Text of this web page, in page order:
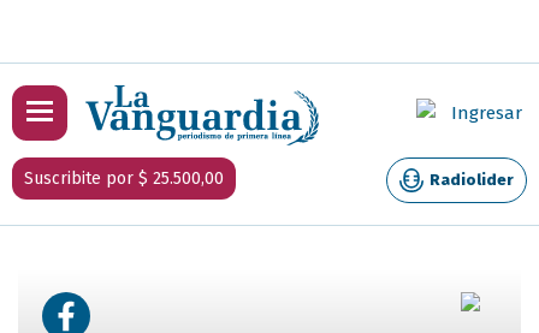
Ingresar
Suscribite por $ 25.500,00 Radiolider